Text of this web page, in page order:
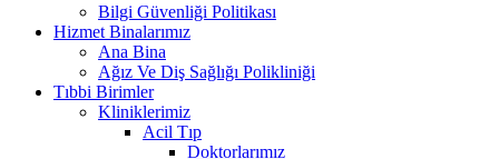
Bilgi Güvenliği Politikası
Hizmet Binalarımız
Ana Bina
Ağız Ve Diş Sağlığı Polikliniği
Tıbbi Birimler
Kliniklerimiz
Acil Tıp
Doktorlarımız